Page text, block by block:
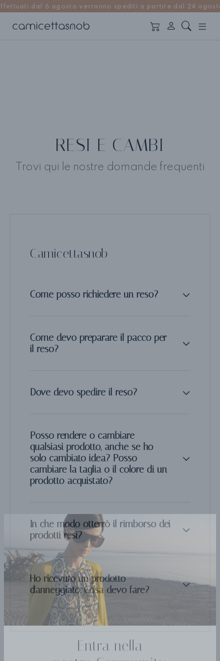
dal 6 agosto verranno spediti a partire dal 24 agosto |
Resi e Cambi
Home Resi e Cambi
RESI E CAMBI
Trovi qui le nostre domande frequenti
Camicettasnob
Come posso richiedere un reso?
Come devo preparare il pacco per
il reso?
Dove devo spedire il reso?
Posso rendere o cambiare
qualsiasi prodotto, anche se ho
solo cambiato idea? Posso
cambiare la taglia o il colore di un
prodotto acquistato?
In che modo otterrò il rimborso dei
prodotti resi?
Ho ricevuto un prodotto
danneggiato. Cosa devo fare?